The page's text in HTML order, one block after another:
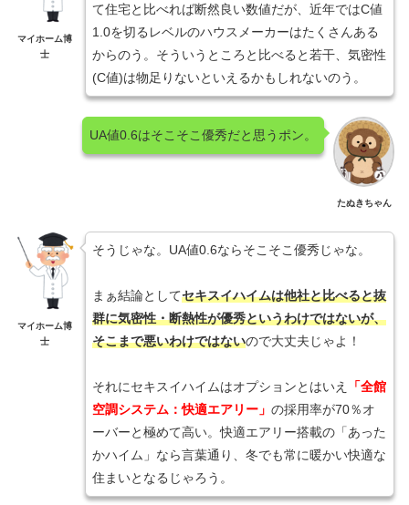
マイホーム博
士
て住宅と比べれば断然良い数値だが、近年ではC値
1.0を切るレベルのハウスメーカーはたくさんある
からのう。そういうところと比べると若干、気密性
(C値)は物足りないといえるかもしれないのう。
たぬきちゃん
UA値0.6はそこそこ優秀だと思うポン。
マイホーム博
士
そうじゃな。UA値0.6ならそこそこ優秀じゃな。
まぁ結論としてセキスイハイムは他社と比べると抜
群に気密性・断熱性が優秀というわけではないが、
そこまで悪いわけではないので大丈夫じゃよ！
それにセキスイハイムはオプションとはいえ
「全館
空調システム：快適エアリー」 の採用率が70％オ
ーバーと極めて高い。快適エアリー搭載の「あった
かハイム」なら言葉通り、冬でも常に暖かい快適な
住まいとなるじゃろう。